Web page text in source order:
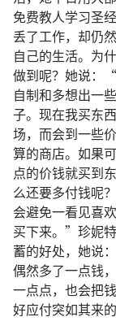
免费教人学习圣
丢了工作，却仍
自己的生活。为
做到呢？她说：
自制和多想出一
子。现在我买东
场，而会到一些
算的商店。如果
点的价钱就买到
么还要多付钱呢
会避免一看见喜
买下来。”珍妮
蓄的好处，她说
偶然多了一点钱
一点点，也会把钱
好应付突如其来